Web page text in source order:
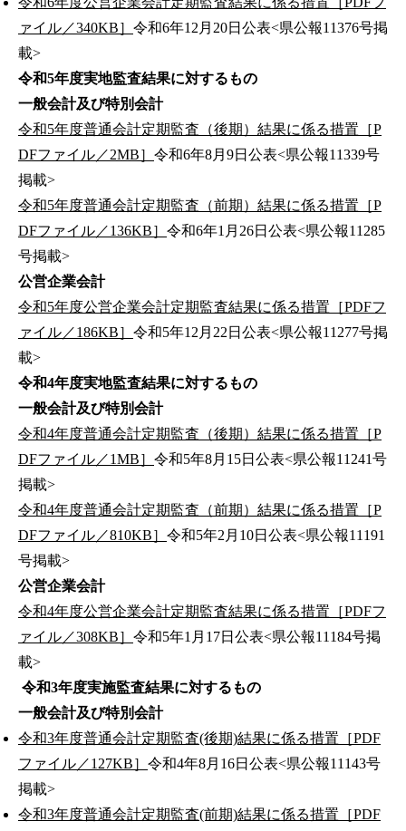
ァイル／340KB］ 令和6年12月20日公表<県公報11376号掲
載>
令和5年度実地監査結果に対するもの
一般会計及び特別会計
令和5年度普通会計定期監査（後期）結果に係る措置［P
DFファイル／2MB］ 令和6年8月9日公表<県公報11339号
掲載>
令和5年度普通会計定期監査（前期）結果に係る措置［P
DFファイル／136KB］ 令和6年1月26日公表<県公報11285
号掲載>
公営企業会計
令和5年度公営企業会計定期監査結果に係る措置［PDFフ
ァイル／186KB］ 令和5年12月22日公表<県公報11277号掲
載>
令和4年度実地監査結果に対するもの
一般会計及び特別会計
令和4年度普通会計定期監査（後期）結果に係る措置［P
DFファイル／1MB］ 令和5年8月15日公表<県公報11241号
掲載>
令和4年度普通会計定期監査（前期）結果に係る措置［P
DFファイル／810KB］ 令和5年2月10日公表<県公報11191
号掲載>
公営企業会計
令和4年度公営企業会計定期監査結果に係る措置［PDFフ
ァイル／308KB］ 令和5年1月17日公表<県公報11184号掲
載>
令和3年度実施監査結果に対するもの
一般会計及び特別会計
令和3年度普通会計定期監査(後期)結果に係る措置［PDF
ファイル／127KB］ 令和4年8月16日公表<県公報11143号
掲載>
令和3年度普通会計定期監査(前期)結果に係る措置［PDF